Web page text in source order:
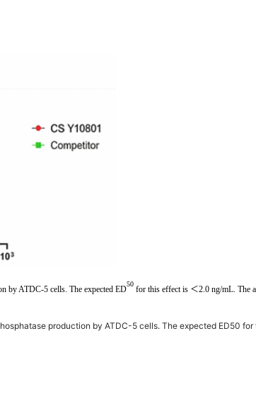
by ATDC-5 cells. The expected ED
50
for this effect is ＜2.0 ng/mL. The
production by ATDC-5 cells. The expected ED50